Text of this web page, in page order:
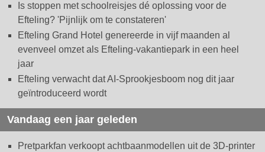
Is stoppen met schoolreisjes dé oplossing voor de
Efteling? 'Pijnlijk om te constateren'
Efteling Grand Hotel genereerde in vijf maanden al
evenveel omzet als Efteling-vakantiepark in een heel
jaar
Efteling verwacht dat AI-Sprookjesboom nog dit jaar
geïntroduceerd wordt
Vandaag een jaar geleden
Pretparkfan verkoopt achtbaanmodellen uit de 3D-printer